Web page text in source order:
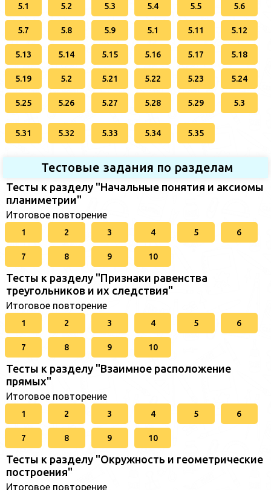
5.1 5.2 5.3 5.4 5.5 5.6
5.7 5.8 5.9 5.1 5.11 5.12
5.13 5.14 5.15 5.16 5.17 5.18
5.19 5.2 5.21 5.22 5.23 5.24
5.25 5.26 5.27 5.28 5.29 5.3
5.31 5.32 5.33 5.34 5.35
Тестовые задания по разделам
Тесты к разделу "Начальные понятия и аксиомы
планиметрии"
Итоговое повторение
1 2 3 4 5 6
7 8 9 10
Тесты к разделу "Признаки равенства
треугольников и их следствия"
Итоговое повторение
1 2 3 4 5 6
7 8 9 10
Тесты к разделу "Взаимное расположение
прямых"
Итоговое повторение
1 2 3 4 5 6
7 8 9 10
Тесты к разделу "Окружность и геометрические
построения"
Итоговое повторение